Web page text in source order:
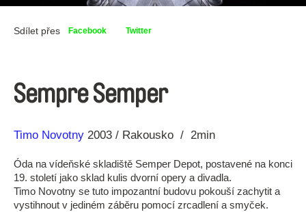
Sdílet přes Facebook Twitter
Sempre Semper
Režie
Timo Novotny
Rok 2003 Rakousko 2min
Óda na vídeňské skladiště Semper Depot, postavené na konci
19. století jako sklad kulis dvorní opery a divadla.
Timo Novotny se tuto impozantní budovu pokouší zachytit a
vystihnout v jediném záběru pomocí zrcadlení a smyček.